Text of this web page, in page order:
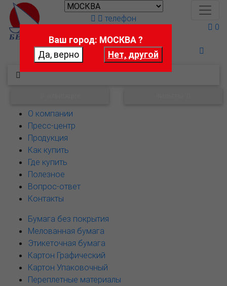
Поможем выбрать
телефон
0
О компании
Пресс-центр
Продукция
Как купить
Где купить
Полезное
Вопрос-ответ
Контакты
Бумага без покрытия
Мелованная бумага
Этикеточная бумага
Картон Графический
Картон Упаковочный
Переплетные материалы
Ваш город: МОСКВА ?